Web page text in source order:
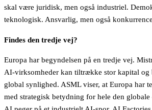
skal være juridisk, men også industriel.
teknologisk. Ansvarlig, men også
Findes den tredje vej?
Europa har begyndelsen på en tredje vej.
AI-virksomheder kan tiltrække stor kapital og
global synlighed. ASML viser, at Europa har
med strategisk betydning for hele den